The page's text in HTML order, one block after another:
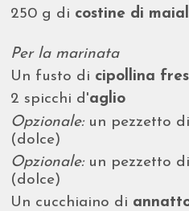
250 g di costine di
Per la marinata
Un fusto di cipollina
2 spicchi d'aglio
Opzionale:un pezzetto di
(dolce)
Opzionale:un pezzetto di
(dolce)
Un cucchiaino di